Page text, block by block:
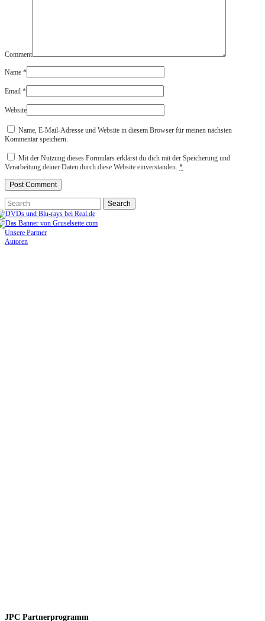
Comment
Name *
Email *
Website
Name, E-Mail-Adresse und Website in diesem Browser für meinen nächsten
Kommentar speichern.
Mit der Nutzung dieses Formulars erklärst du dich mit der Speicherung und
Verarbeitung deiner Daten durch diese Website einverstanden. *
Unsere Partner
Autoren
JPC Partnerprogramm